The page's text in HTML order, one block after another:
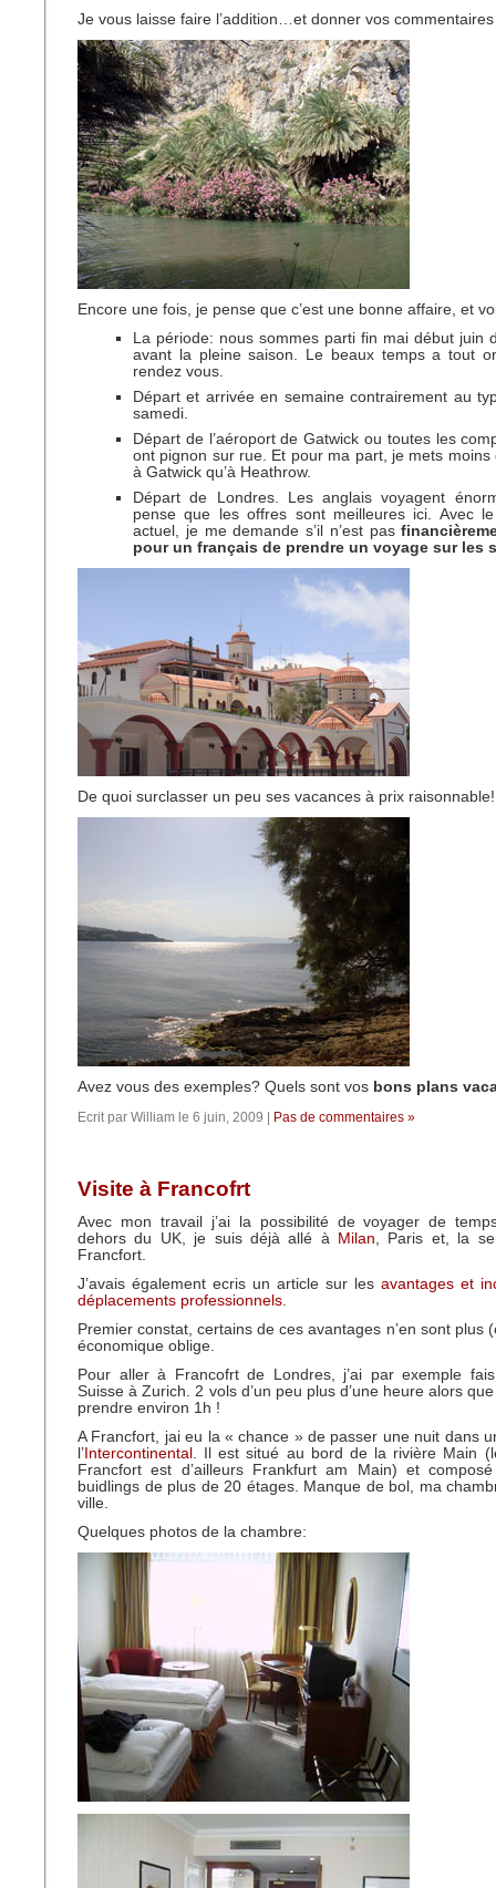
Je vous laisse faire l’addition…et donner vos
Encore une fois, je pense que c’est une bonne affaire, et
La période: nous sommes parti fin mai début juin
avant la pleine saison. Le beaux temps a tout
rendez vous.
Départ et arrivée en semaine contrairement au
samedi.
Départ de l’aéroport de Gatwick ou toutes les
ont pignon sur rue. Et pour ma part, je mets moins
à Gatwick qu’à Heathrow.
Départ de Londres. Les anglais voyagent
pense que les offres sont meilleures ici. Avec
actuel, je me demande s’il n’est pas
pour un français de prendre un voyage sur les
De quoi surclasser un peu ses vacances à prix raisonnable!
Avez vous des exemples? Quels sont vos bons plans
Ecrit par William le 6 juin, 2009 | Pas de commentaires »
Visite à Francofrt
Avec mon travail j’ai la possibilité de voyager de
dehors du UK, je suis déjà allé à Milan, Paris et, la
Francfort.
J’avais également ecris un article sur les avantages et
déplacements professionnels.
Premier constat, certains de ces avantages n’en sont plus
économique oblige.
Pour aller à Francofrt de Londres, j’ai par exemple
Suisse à Zurich. 2 vols d’un peu plus d’une heure alors
prendre environ 1h !
A Francfort, jai eu la « chance » de passer une nuit dans
l’ Intercontinental . Il est situé au bord de la rivière Main
Francfort est d’ailleurs Frankfurt am Main) et
buidlings de plus de 20 étages. Manque de bol, ma
ville.
Quelques photos de la chambre: